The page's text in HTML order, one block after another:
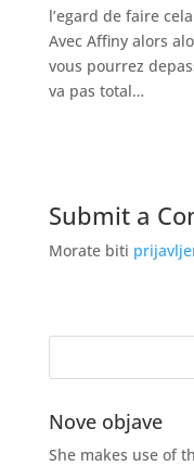
l’egard de faire
Avec Affiny alors
vous pourrez
va pas total…
Submit a
Morate biti
Nove objave
She makes use of